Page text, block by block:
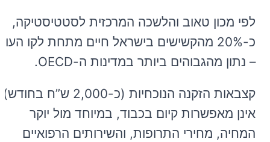
לפי מכון טאוב והלשכה המרכזית לסטטיסטיקה,
כ-20% מהקשישים בישראל חיים מתחת לקו
– נתון מהגבוהים ביותר במדינות ה-OECD.
קצבאות הזקנה הנוכחיות (כ-2,000 ש”ח בחודש)
אינן מאפשרות קיום בכבוד, במיוחד מול יוקר
המחיה, מחירי התרופות, והשירותים הרפואיים